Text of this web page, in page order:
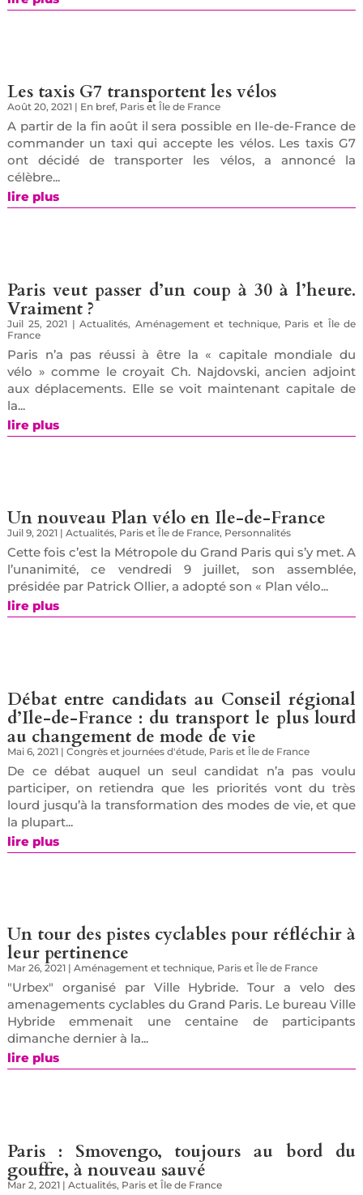
Les taxis G7 transportent les vélos
Août 20, 2021| En bref, Paris et Île de France
A partir de la fin août il sera possible en Ile-de-France de
commander un taxi qui accepte les vélos. Les taxis G7
ont décidé de transporter les vélos, a annoncé la
célèbre...
lire plus
Paris veut passer d’un coup à 30 à l’heure.
Vraiment ?
Juil 25, 2021 |Actualités, Aménagement et technique, Paris et Île de
France
Paris n’a pas réussi à être la « capitale mondiale du
vélo » comme le croyait Ch. Najdovski, ancien adjoint
aux déplacements. Elle se voit maintenant capitale de
la...
lire plus
Un nouveau Plan vélo en Ile-de-France
Juil 9, 2021| Actualités, Paris et Île de France, Personnalités
Cette fois c’est la Métropole du Grand Paris qui s’y met. A
l’unanimité, ce vendredi 9 juillet, son assemblée,
présidée par Patrick Ollier, a adopté son « Plan vélo...
lire plus
Débat entre candidats au Conseil régional
d’Ile-de-France : du transport le plus lourd
au changement de mode de vie
Mai 6, 2021| Congrès et journées d'étude, Paris et Île de France
De ce débat auquel un seul candidat n’a pas voulu
participer, on retiendra que les priorités vont du très
lourd jusqu’à la transformation des modes de vie, et que
la plupart...
lire plus
Un tour des pistes cyclables pour réfléchir à
leur pertinence
Mar 26, 2021| Aménagement et technique, Paris et Île de France
"Urbex" organisé par Ville Hybride. Tour a velo des
amenagements cyclables du Grand Paris. Le bureau Ville
Hybride emmenait une centaine de participants
dimanche dernier à la...
lire plus
Paris : Smovengo, toujours au bord du
gouffre, à nouveau sauvé
Mar 2, 2021| Actualités, Paris et Île de France